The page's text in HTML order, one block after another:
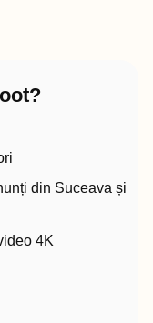
din Suceava și
4K